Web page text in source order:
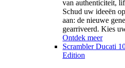
van authenticiteit,
Schud uw ideeën
aan: de nieuwe
gearriveerd. Kies
Ontdek meer
Scrambler Ducati
Edition